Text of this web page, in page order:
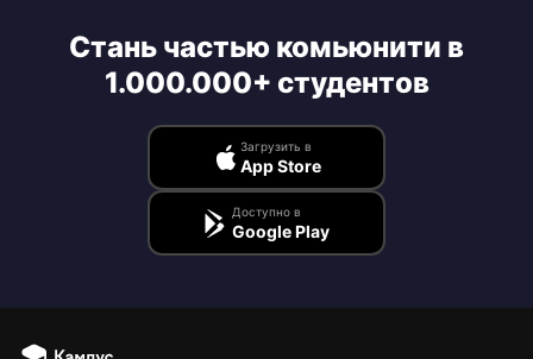
Стань частью комьюнити в
1.000.000+ студентов
Загрузить в
App Store
Доступно в
Google Play